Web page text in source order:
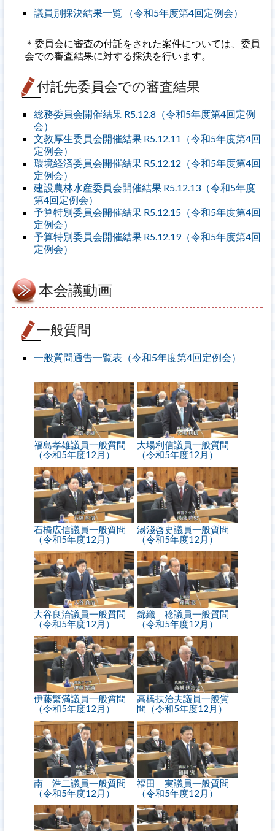
議員別採決結果一覧 （令和5年度第4回定例会）
＊委員会に審査の付託をされた案件については、委員
会での審査結果に対する採決を行います。
付託先委員会での審査結果
総務委員会開催結果 R5.12.8（令和5年度第4回定例
会）
文教厚生委員会開催結果 R5.12.11（令和5年度第4回
定例会）
環境経済委員会開催結果 R5.12.12（令和5年度第4回
定例会）
建設農林水産委員会開催結果 R5.12.13（令和5年度
第4回定例会）
予算特別委員会開催結果 R5.12.15（令和5年度第4回
定例会）
予算特別委員会開催結果 R5.12.19（令和5年度第4回
定例会）
本会議動画
一般質問
一般質問通告一覧表（令和5年度第4回定例会）
福島孝雄議員一般質問
（令和5年度12月）
大場利信議員一般質問
（令和5年度12月）
石橋広信議員一般質問
（令和5年度12月）
湯淺啓史議員一般質問
（令和5年度12月）
大谷良治議員一般質問
（令和5年度12月）
錦織 稔議員一般質問
（令和5年度12月）
伊藤繁満議員一般質問
（令和5年度12月）
高橋扶治夫議員一般質
問（令和5年度12月）
南 浩二議員一般質問
（令和5年度12月）
福田 実議員一般質問
（令和5年度12月）